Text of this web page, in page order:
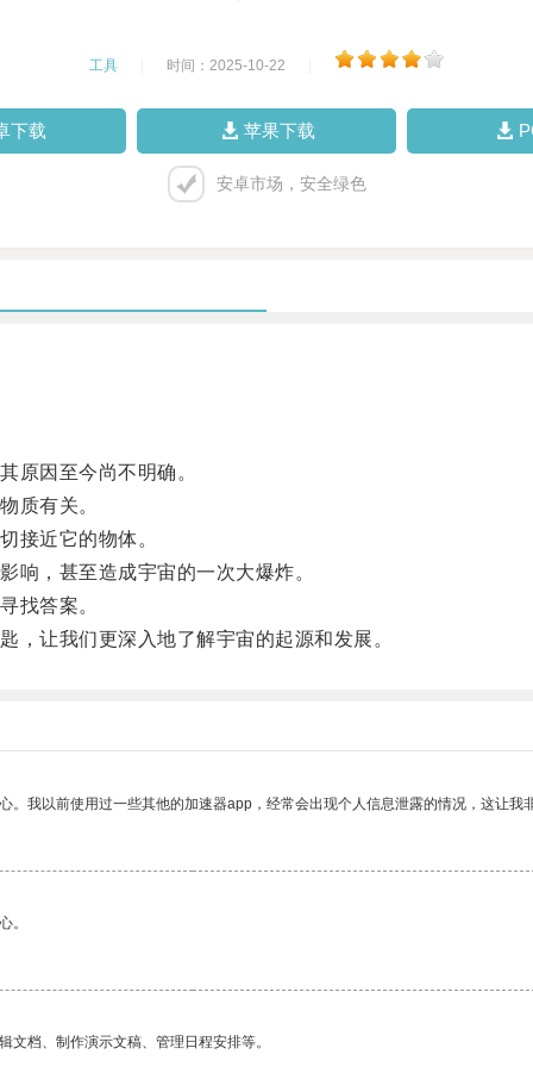
工具 时间：2025-10-22
下载 苹果下载
安卓市场，安全绿色
因至今尚不明确。
质有关。
近它的物体。
，甚至造成宇宙的一次大爆炸。
找答案。
让我们更深入地了解宇宙的起源和发展。
我以前使用过一些其他的加速器app，经常会出现个人信息泄露的情况，这让我
。
档、制作演示文稿、管理日程安排等。